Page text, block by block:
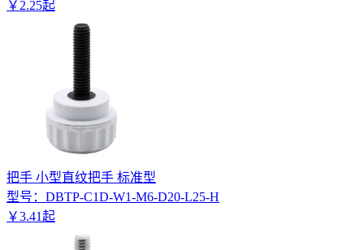
￥ 2.25起
把手 小型直纹把手 标准型
型号： DBTP-C1D-W1-M6-D20-L25-H
￥3.41起